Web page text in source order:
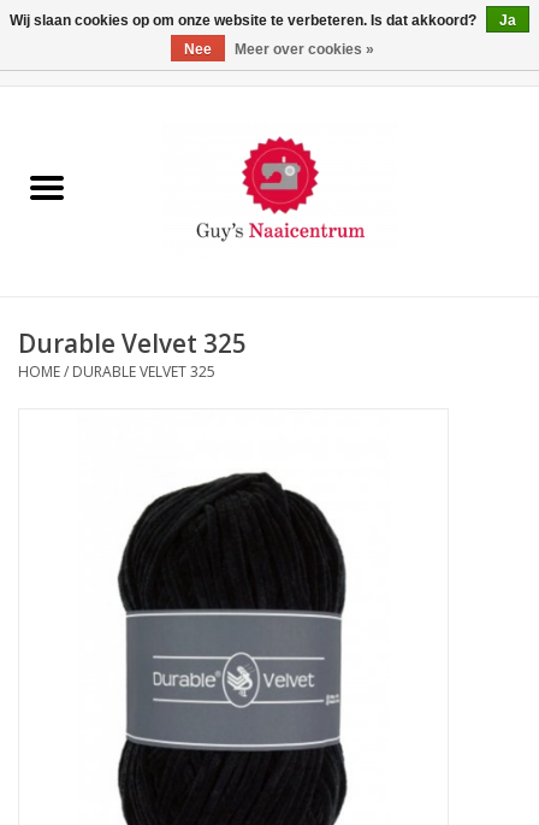
Machines
Opbergsystemen
Hobby/Knutselen
Durable Velvet 325
HOME/ DURABLE VELVET 325
Wij slaan cookies op om onze website te verbeteren. Is dat akkoord?
Ja
Nee
Meer over cookies »